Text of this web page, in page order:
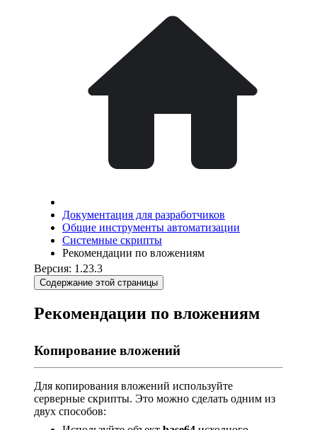
Документация для разработчиков
Общие инструменты автоматизации
Системные скрипты
Рекомендации по вложениям
Версия: 1.23.3
Содержание этой страницы
Рекомендации по вложениям
Копирование вложений
Для копирования вложений используйте
серверные скрипты. Это можно сделать одним из
двух способов: